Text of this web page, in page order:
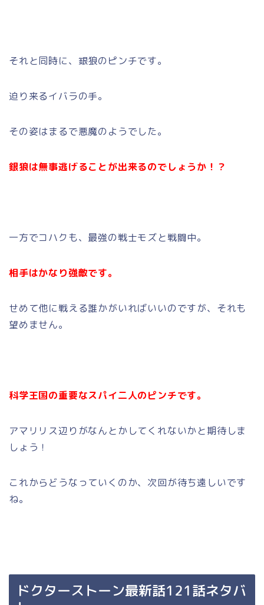
それと同時に、銀狼のピンチです。
迫り来るイバラの手。
その姿はまるで悪魔のようでした。
銀狼は無事逃げることが出来るのでしょうか！？
一方でコハクも、最強の戦士モズと戦闘中。
相手はかなり強敵です。
せめて他に戦える誰かがいればいいのですが、それも
望めません。
科学王国の重要なスパイ二人のピンチです。
アマリリス辺りがなんとかしてくれないかと期待しま
しょう！
これからどうなっていくのか、次回が待ち遠しいです
ね。
ドクターストーン最新話121話ネタバ